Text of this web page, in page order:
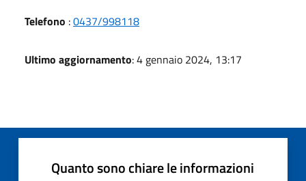
Telefono :0437/998118
Ultimo aggiornamento: 4 gennaio 2024, 13:17
Quanto sono chiare le informazioni